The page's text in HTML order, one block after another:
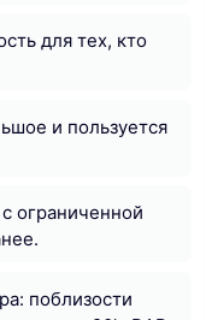
для тех, кто
и пользуется
ограниченной
поблизости